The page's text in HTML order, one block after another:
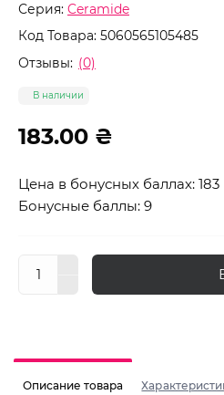
Серия: Ceramide
Код Товара: 5060565105485
Отзывы: (0)
В наличии
183.00 ₴
Цена в бонусных баллах: 183
Бонусные баллы: 9
Описание товара